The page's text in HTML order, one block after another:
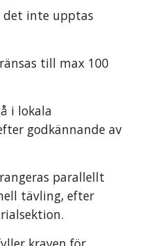
det inte upptas
till max 100
i lokala
godkännande av
parallellt
tävling, efter